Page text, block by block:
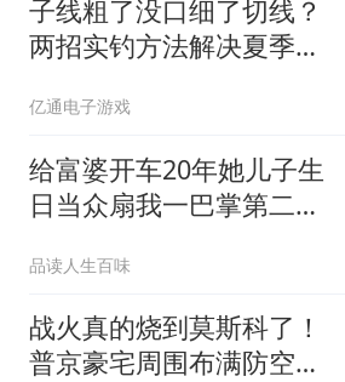
子线粗了没口细了切线？
两招实钓方法解决夏季难
亿通电子游戏
给富婆开车20年她儿子生
日当众扇我一巴掌第二天
品读人生百味
战火真的烧到莫斯科了！
普京豪宅周围布满防空